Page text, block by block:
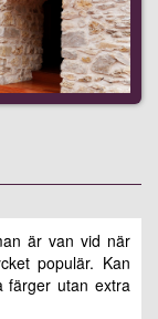
är van vid när
populär. Kan
färger utan extra